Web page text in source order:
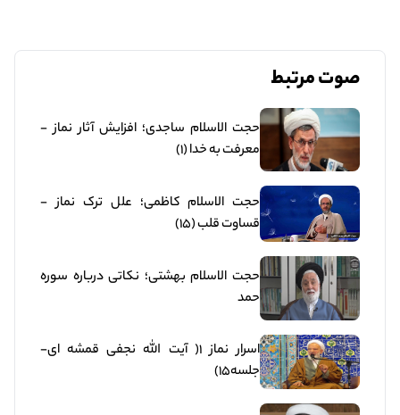
صوت مرتبط
حجت الاسلام ساجدی؛ افزایش آثار نماز -
معرفت به خدا (1)
حجت الاسلام کاظمی؛ علل ترک نماز -
قساوت قلب (15)
حجت الاسلام بهشتی؛ نکاتی درباره سوره
حمد
اسرار نماز 1( آیت الله نجفی قمشه ای-
جلسه15)